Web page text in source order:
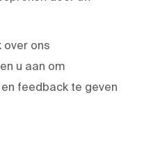
over ons
u aan om
feedback te geven